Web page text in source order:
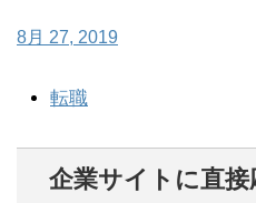
8月 27, 2019
転職
企業サイトに直